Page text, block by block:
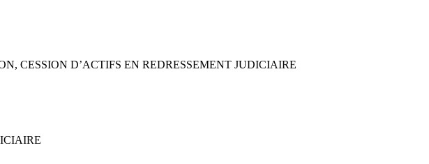
CESSION D’ACTIFS EN REDRESSEMENT JUDICIAIRE